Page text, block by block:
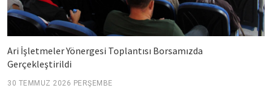
Ari İşletmeler Yönergesi Toplantısı Borsamızda
Gerçekleştirildi
30 TEMMUZ 2026 PERŞEMBE